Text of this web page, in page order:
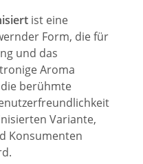
ist eine
Form, die für
und das
Aroma
berühmte
Variante,
Konsumenten